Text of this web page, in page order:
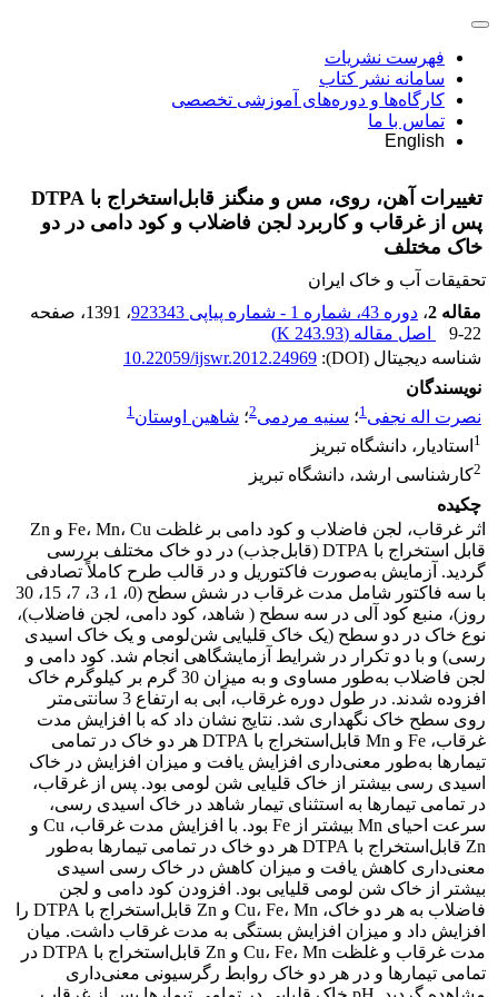
فهرست نشریات
سامانه نشر کتاب
کارگاه‌ها و دوره‌های آموزشی تخصصی
تماس با ما
English
تغییرات آهن، روی، مس و منگنز قابل‌استخراج با DTPA
پس از غرقاب و کاربرد لجن فاضلاب و کود دامی در دو
خاک مختلف
تحقیقات آب و خاک ایران
مقاله 2
، دوره 43، شماره 1 - شماره پیاپی 923343 ، 1391
، صفحه
9-22
اصل مقاله (243.93 K
)
شناسه دیجیتال (DOI):
10.22059/ijswr.2012.24969
نویسندگان
نصرت اله نجفی1؛ سنیه مردمی2؛ شاهین اوستان1
1 استادیار، دانشگاه تبریز
2کارشناسی ارشد، دانشگاه تبریز
چکیده
اثر غرقاب، لجن فاضلاب و کود دامی بر غلظت Fe، Mn، Cu و Zn
قابل‌ استخراج با DTPA (قابل‌جذب) در دو خاک مختلف بررسی
گردید. آزمایش به‌صورت فاکتوریل و در قالب طرح کاملاً تصادفی
با سه فاکتور شامل مدت غرقاب در شش سطح (0، 1، 3، 7، 15، 30
روز)، منبع کود آلی در سه سطح ( شاهد، کود دامی، لجن فاضلاب)،
نوع خاک در دو سطح ‌(یک خاک قلیایی شن‌لومی و یک خاک اسیدی
رسی) و با دو تکرار در شرایط آزمایشگاهی انجام شد. کود دامی و
لجن فاضلاب به‌طور مساوی و به میزان 30 گرم بر کیلوگرم خاک
افزوده شدند. در طول دوره غرقاب، آبی به ارتفاع 3 سانتی‌متر
روی سطح خاک نگهداری شد. نتایج نشان داد که با افزایش مدت
غرقاب، Fe و Mn قابل‌استخراج با DTPA هر دو خاک در تمامی
تیمارها به‌طور معنی‌داری افزایش یافت و میزان افزایش در خاک
اسیدی رسی بیشتر از خاک قلیایی شن لومی بود. پس از غرقاب،
در تمامی تیمارها به استثنای تیمار شاهد در خاک اسیدی رسی،
سرعت احیای Mn بیشتر از Fe بود. با افزایش مدت غرقاب، Cu و
Zn قابل‌استخراج با DTPA هر دو خاک در تمامی تیمارها به‌طور
معنی‌داری کاهش یافت و میزان کاهش در خاک رسی اسیدی
بیشتر از خاک شن لومی قلیایی بود. افزودن کود دامی و لجن
فاضلاب به هر دو خاک، Cu، Fe، Mn و Zn قابل‌استخراج با DTPA را
افزایش داد و میزان افزایش بستگی به مدت غرقاب داشت. میان
مدت غرقاب و غلظت Cu، Fe، Mn و Zn قابل‌استخراج با DTPA در
تمامی تیمارها و در هر دو خاک روابط رگرسیونی معنی‌داری